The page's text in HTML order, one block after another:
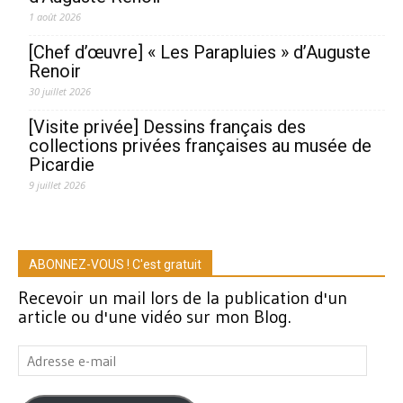
1 août 2026
[Chef d’œuvre] « Les Parapluies » d’Auguste
Renoir
30 juillet 2026
[Visite privée] Dessins français des
collections privées françaises au musée de
Picardie
9 juillet 2026
ABONNEZ-VOUS ! C'est gratuit
Recevoir un mail lors de la publication d'un
article ou d'une vidéo sur mon Blog.
Adresse
e-
mail